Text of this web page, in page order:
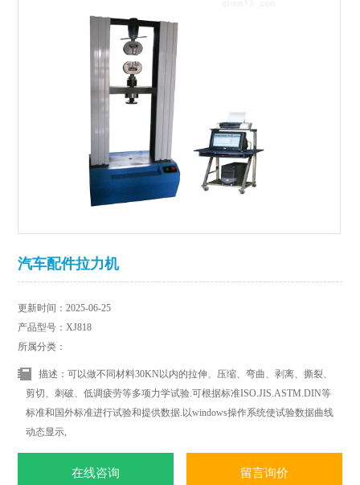
汽车配件拉力机
更新时间：2025-06-25
产品型号：XJ818
所属分类：
描述：可以做不同材料30KN以内的拉伸、压缩、弯曲、剥离、撕裂、
剪切、刺破、低调疲劳等多项力学试验.可根据标准ISO.JIS.ASTM.DIN等
标准和国外标准进行试验和提供数据.以windows操作系统使试验数据曲线
动态显示,
在线咨询 留言询价